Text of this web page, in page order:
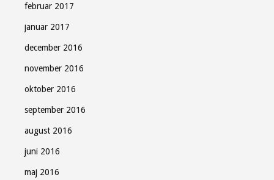
februar 2017
januar 2017
december 2016
november 2016
oktober 2016
september 2016
august 2016
juni 2016
maj 2016